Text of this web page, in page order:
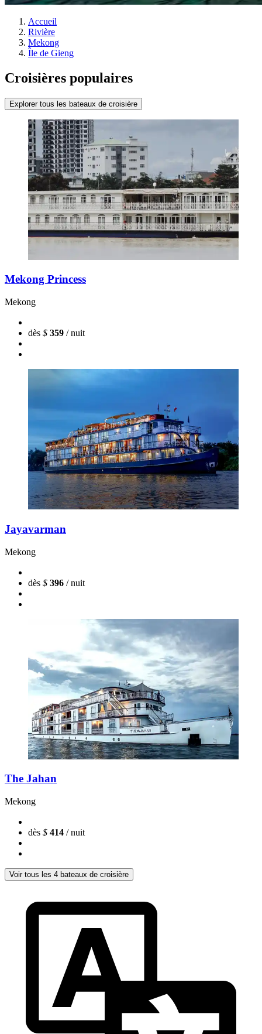
Accueil
Rivière
Mekong
Île de Gieng
Croisières populaires
Explorer tous les bateaux de croisière
Mekong Princess
Mekong
dès $ 359 / nuit
Jayavarman
Mekong
dès $ 396 / nuit
The Jahan
Mekong
dès $ 414 / nuit
Voir tous les 4 bateaux de croisière